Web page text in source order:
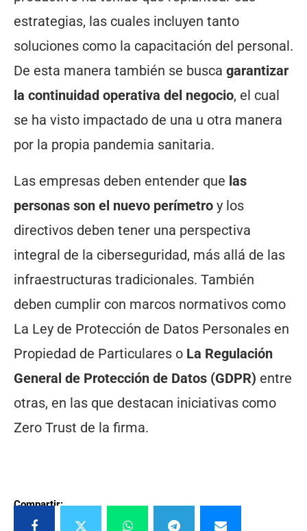
estrategias, las cuales incluyen tanto
soluciones como la capacitación del personal.
De esta manera también se busca garantizar
la continuidad operativa del negocio, el cual
se ha visto impactado de una u otra manera
por la propia pandemia sanitaria.
Las empresas deben entender que las
personas son el nuevo perímetro y los
directivos deben tener una perspectiva
integral de la ciberseguridad, más allá de las
infraestructuras tradicionales. También
deben cumplir con marcos normativos como
La Ley de Protección de Datos Personales en
Propiedad de Particulares o La Regulación
General de Protección de Datos (GDPR) entre
otras, en las que destacan iniciativas como
Zero Trust de la firma.
Compartir: